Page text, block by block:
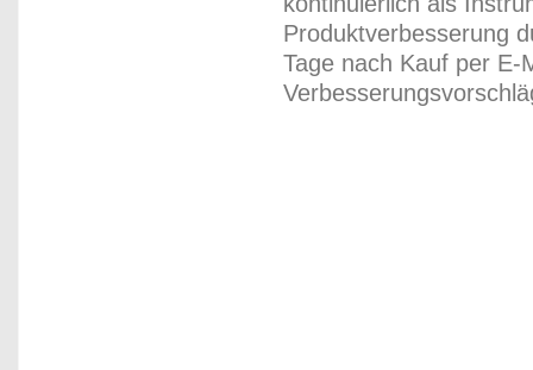
Produktverbesserung
Tage nach Kauf per E-